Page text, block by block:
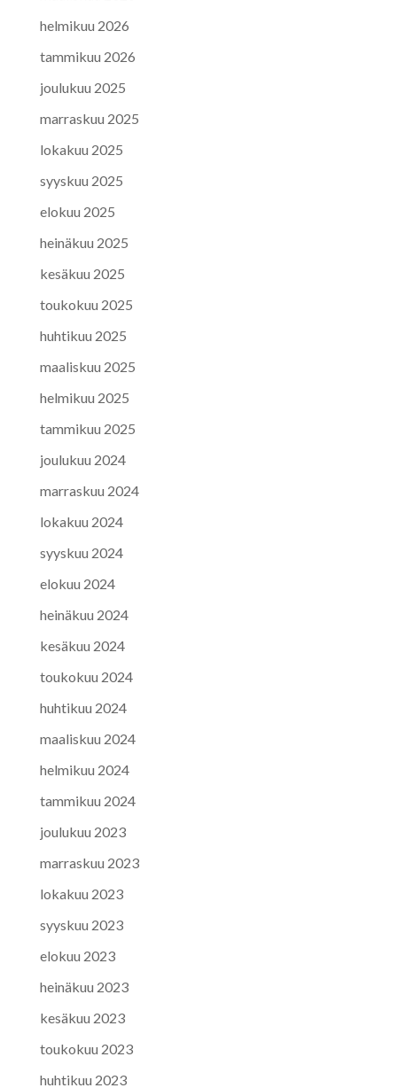
helmikuu 2026
tammikuu 2026
joulukuu 2025
marraskuu 2025
lokakuu 2025
syyskuu 2025
elokuu 2025
heinäkuu 2025
kesäkuu 2025
toukokuu 2025
huhtikuu 2025
maaliskuu 2025
helmikuu 2025
tammikuu 2025
joulukuu 2024
marraskuu 2024
lokakuu 2024
syyskuu 2024
elokuu 2024
heinäkuu 2024
kesäkuu 2024
toukokuu 2024
huhtikuu 2024
maaliskuu 2024
helmikuu 2024
tammikuu 2024
joulukuu 2023
marraskuu 2023
lokakuu 2023
syyskuu 2023
elokuu 2023
heinäkuu 2023
kesäkuu 2023
toukokuu 2023
huhtikuu 2023